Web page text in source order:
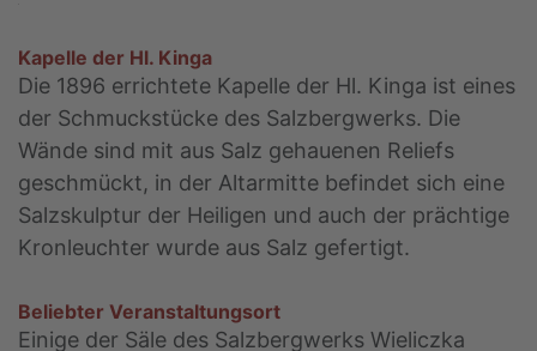
Kapelle der Hl. Kinga
Die 1896 errichtete Kapelle der Hl. Kinga ist eines
der Schmuckstücke des Salzbergwerks. Die
Wände sind mit aus Salz gehauenen Reliefs
geschmückt, in der Altarmitte befindet sich eine
Salzskulptur der Heiligen und auch der prächtige
Kronleuchter wurde aus Salz gefertigt.
Beliebter Veranstaltungsort
Einige der Säle des Salzbergwerks Wieliczka